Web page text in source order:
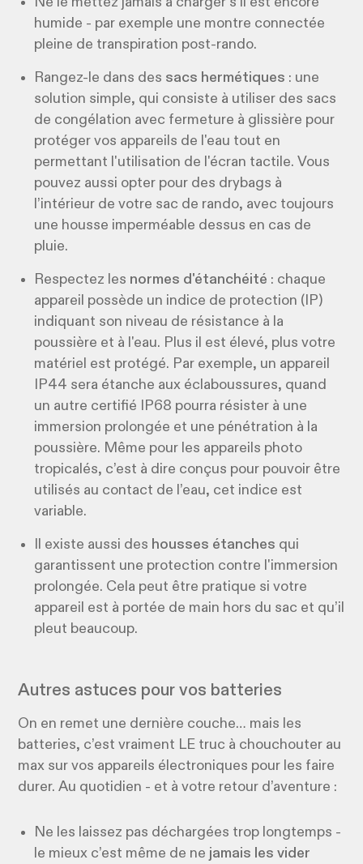
humide - par exemple une montre connectée
pleine de transpiration post-rando.
Rangez-le dans des sacs hermétiques : une
solution simple, qui consiste à utiliser des sacs
de congélation avec fermeture à glissière pour
protéger vos appareils de l'eau tout en
permettant l'utilisation de l'écran tactile. ​Vous
pouvez aussi opter pour des drybags à
l’intérieur de votre sac de rando, avec toujours
une housse imperméable dessus en cas de
pluie.
Respectez les normes d'étanchéité : chaque
appareil possède un indice de protection (IP)
indiquant son niveau de résistance à la
poussière et à l'eau. Plus il est élevé, plus votre
matériel est protégé. Par exemple, un appareil
IP44 sera étanche aux éclaboussures, quand
un autre certifié IP68 pourra résister à une
immersion prolongée et une pénétration à la
poussière. Même pour les appareils photo
tropicalés, c’est à dire conçus pour pouvoir être
utilisés au contact de l’eau, cet indice est
variable.
Il existe aussi des housses étanches qui
garantissent une protection contre l'immersion
prolongée. ​Cela peut être pratique si votre
appareil est à portée de main hors du sac et qu’il
pleut beaucoup.
Autres astuces pour vos batteries
On en remet une dernière couche… mais les
batteries, c’est vraiment LE truc à chouchouter au
max sur vos appareils électroniques pour les faire
durer. Au quotidien - et à votre retour d’aventure :
Ne les laissez pas déchargées trop longtemps -
le mieux c’est même de ne jamais les vider